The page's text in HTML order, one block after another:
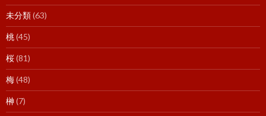
未分類(63)
桃(45)
桜(81)
梅(48)
榊(7)